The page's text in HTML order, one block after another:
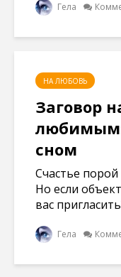
Гела
НА ЛЮБОВЬ
Заговор
любимым:
сном
Счастье порой
Но если
вас
Гела